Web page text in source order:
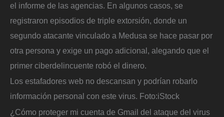
el informe de las agencias. En algunos casos, se
registraron episodios de triple extorsión, donde un
segundo atacante vinculado a Medusa se hace pasar por
otra persona y exige un pago adicional, alegando que el
primer ciberdelincuente robó el dinero.
Los estafadores web no descansan y podrían robarlo
información personal con este virus. Foto:iStock
¿Cómo proteger mi cuenta de Gmail del ataque del virus